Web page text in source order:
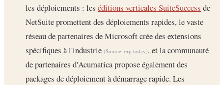
les déploiements : les éditions verticales SuiteSuccess de
NetSuite promettent des déploiements rapides, le vaste
réseau de partenaires de Microsoft crée des extensions
spécifiques à l'industrie (Source: erp.today), et la communauté
de partenaires d'Acumatica propose également des
packages de déploiement à démarrage rapide. Les